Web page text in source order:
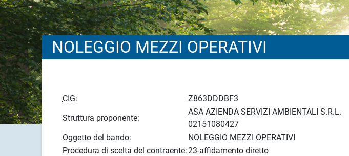
NOLEGGIO MEZZI OPERATIVI
CIG:
Z863DDDBF3
Struttura proponente:
ASA AZIENDA SERVIZI AMBIENTALI S.R.L.
02151080427
Oggetto del bando:
NOLEGGIO MEZZI OPERATIVI
Procedura di scelta del contraente:23-affidamento diretto